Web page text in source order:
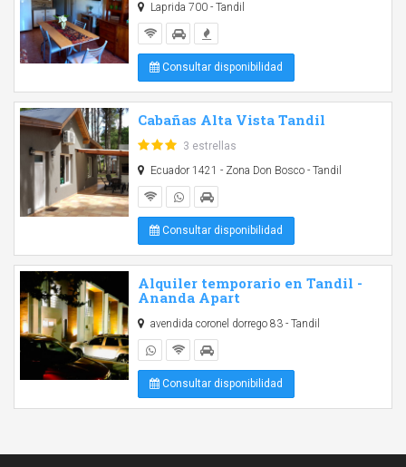
Laprida 700 - Tandil
Consultar disponibilidad
Cabañas Alta Vista Tandil
3 estrellas
Ecuador 1421 - Zona Don Bosco - Tandil
Consultar disponibilidad
Alquiler temporario en Tandil -
Ananda Apart
avendida coronel dorrego 83 - Tandil
Consultar disponibilidad